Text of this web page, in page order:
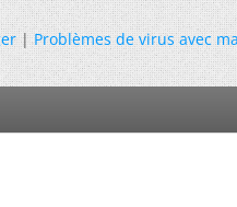
|Problèmes de virus avec